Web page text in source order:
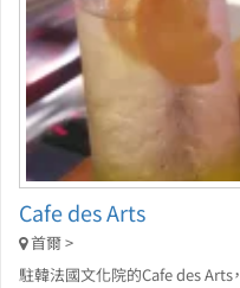
Cafe des Arts
首爾 >
駐韓法國文化院的Cafe des Arts